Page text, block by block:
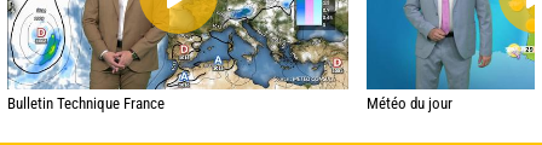
Bulletin Technique France Météo du jour